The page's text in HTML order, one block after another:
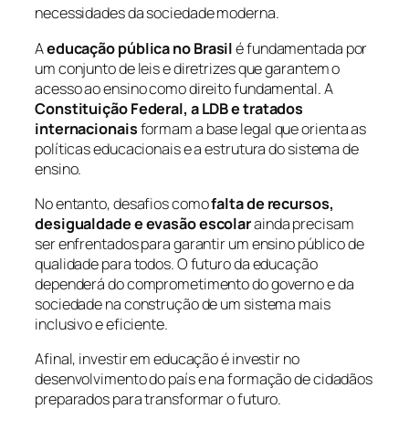
necessidades da sociedade moderna.
Aeducação pública no Brasilé fundamentada por
um conjunto de leis e diretrizes que garantem o
acesso ao ensino como direito fundamental. A
Constituição Federal, a LDB e tratados
internacionaisformam a base legal que orienta as
políticas educacionais e a estrutura do sistema de
ensino.
No entanto, desafios comofalta de recursos,
desigualdade e evasão escolarainda precisam
ser enfrentados para garantir um ensino público de
qualidade para todos. O futuro da educação
dependerá do comprometimento do governo e da
sociedade na construção de um sistema mais
inclusivo e eficiente.
Afinal, investir em educação é investir no
desenvolvimento do país e na formação de cidadãos
preparados para transformar o futuro.